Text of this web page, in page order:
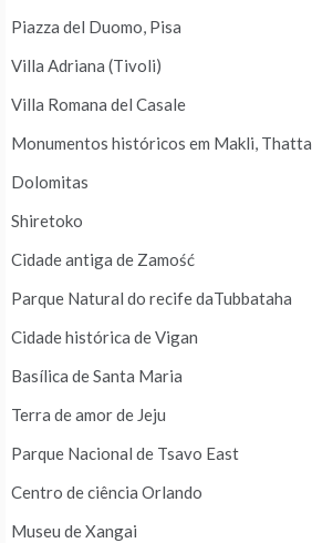
Piazza del Duomo, Pisa
Villa Adriana (Tivoli)
Villa Romana del Casale
Monumentos históricos em Makli, Thatta
Dolomitas
Shiretoko
Cidade antiga de Zamość
Parque Natural do recife daTubbataha
Cidade histórica de Vigan
Basílica de Santa Maria
Terra de amor de Jeju
Parque Nacional de Tsavo East
Centro de ciência Orlando
Museu de Xangai